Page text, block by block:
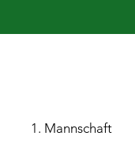
1. Mannschaft